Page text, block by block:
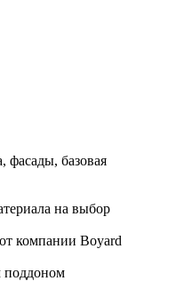
фасады, базовая
на выбор
компании Boyard
поддоном